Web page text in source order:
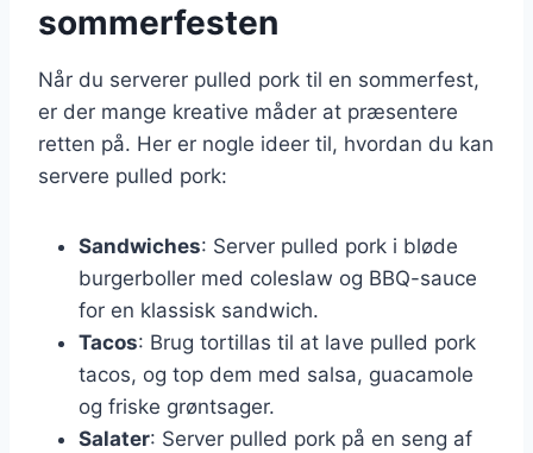
sommerfesten
Når du serverer pulled pork til en sommerfest,
er der mange kreative måder at præsentere
retten på. Her er nogle ideer til, hvordan du kan
servere pulled pork:
Sandwiches: Server pulled pork i bløde
burgerboller med coleslaw og BBQ-sauce
for en klassisk sandwich.
Tacos: Brug tortillas til at lave pulled pork
tacos, og top dem med salsa, guacamole
og friske grøntsager.
Salater: Server pulled pork på en seng af